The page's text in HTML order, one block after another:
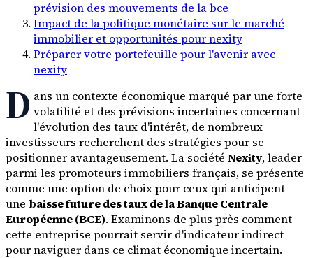
prévision des mouvements de la bce
Impact de la politique monétaire sur le marché
immobilier et opportunités pour nexity
Préparer votre portefeuille pour l'avenir avec
nexity
D ans un contexte économique marqué par une forte
volatilité et des prévisions incertaines concernant
l'évolution des taux d'intérêt, de nombreux
investisseurs recherchent des stratégies pour se
positionner avantageusement. La société Nexity, leader
parmi les promoteurs immobiliers français, se présente
comme une option de choix pour ceux qui anticipent
une baisse future des taux de la Banque Centrale
Européenne (BCE). Examinons de plus près comment
cette entreprise pourrait servir d'indicateur indirect
pour naviguer dans ce climat économique incertain.